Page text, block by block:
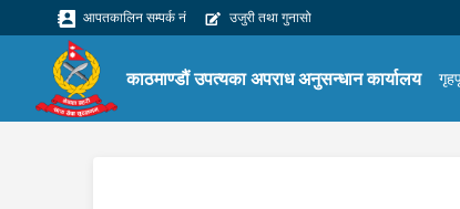
आपतकालिन सम्पर्क नं उजुरी तथा गुनासो
काठमाण्डौं उपत्यका अपराध अनुसन्धान कार्यालय